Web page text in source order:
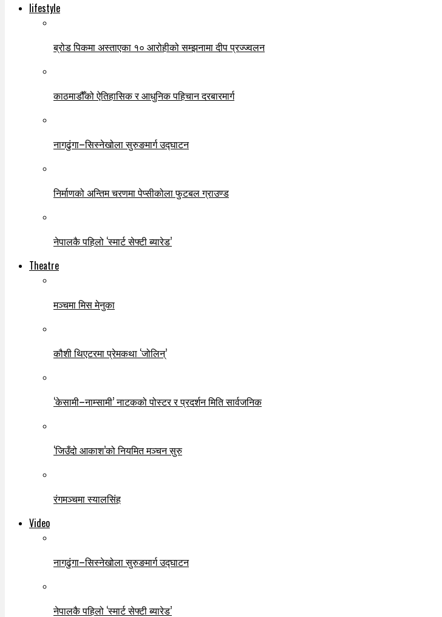
lifestyle
ब्रोड पिकमा अस्ताएका १० आरोहीको सम्झनामा दीप प्रज्ज्वलन
काठमाडौँको ऐतिहासिक र आधुनिक पहिचान दरबारमार्ग
नागढुंगा–सिस्नेखोला सुरुङमार्ग उद्घाटन
निर्माणको अन्तिम चरणमा पेप्सीकोला फुटबल ग्राउण्ड
नेपालकै पहिलो ‘स्मार्ट सेफ्टी ब्यारेड’
Theatre
मञ्चमा मिस मेनुका
कौशी थिएटरमा प्रेमकथा ‘जोलिन्’
‘केसामी–नाम्सामी’ नाटकको पोस्टर र प्रदर्शन मिति सार्वजनिक
‘जिउँदो आकाश’को नियमित मञ्चन सुरु
रंगमञ्चमा स्यालसिंह
Video
नागढुंगा–सिस्नेखोला सुरुङमार्ग उद्घाटन
नेपालकै पहिलो ‘स्मार्ट सेफ्टी ब्यारेड’